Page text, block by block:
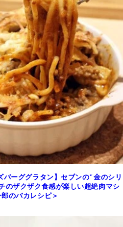
バーググラタン】セブンの"金のシリ
のザクザク食感が楽しい超絶肉マシ
のバカレシピ＞